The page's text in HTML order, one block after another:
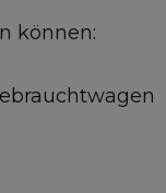
können: